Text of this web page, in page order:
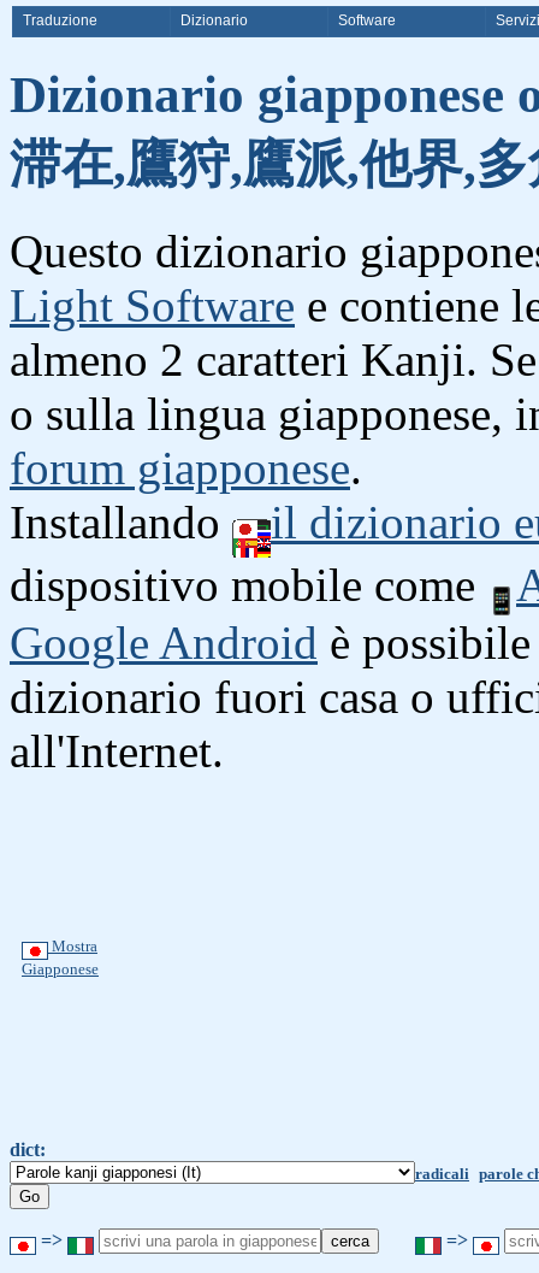
Traduzione Dizionario Software Servizi
Dizionario giapponese
滞在,鷹狩,鷹派,他界,
Questo dizionario
Light Software e contiene
almeno 2 caratteri Kanji.
o sulla lingua giapponese,
forum giapponese.
Installando
il dizionario
dispositivo mobile come
Google Android è
dizionario fuori casa o
all'Internet.
Mostra
Giapponese
dict:
radicali parole
=> =>